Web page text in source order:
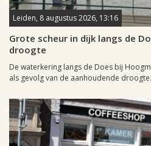
Leiden, 8 augustus 2026, 13:16
Grote scheur in dijk langs de
droogte
De waterkering langs de Does bij
als gevolg van de aanhoudende